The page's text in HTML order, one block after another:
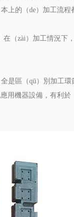
上的（de）加工流程
（zài）加工情況下
是區（qū）別加工
用機器設備，有利